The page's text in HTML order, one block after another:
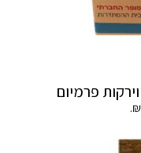
פרמיום